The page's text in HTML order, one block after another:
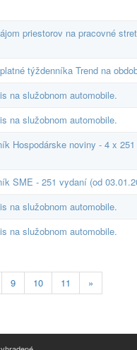
priestorov na pracovné
týždenníka Trend na
na služobnom automobile.
na služobnom automobile.
Hospodárske noviny - 4 x
SME - 251 vydaní (od
na služobnom automobile.
na služobnom automobile.
9 10 11 »